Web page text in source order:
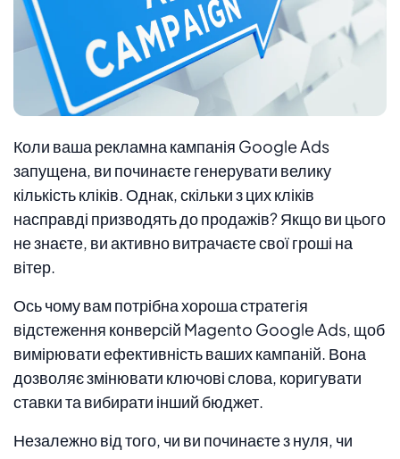
Коли ваша рекламна кампанія Google Ads
запущена, ви починаєте генерувати велику
кількість кліків. Однак, скільки з цих кліків
насправді призводять до продажів? Якщо ви цього
не знаєте, ви активно витрачаєте свої гроші на
вітер.
Ось чому вам потрібна хороша стратегія
відстеження конверсій Magento Google Ads, щоб
вимірювати ефективність ваших кампаній. Вона
дозволяє змінювати ключові слова, коригувати
ставки та вибирати інший бюджет.
Незалежно від того, чи ви починаєте з нуля, чи